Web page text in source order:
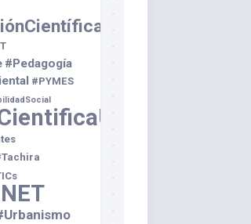
#Pedagogía
#PYMES